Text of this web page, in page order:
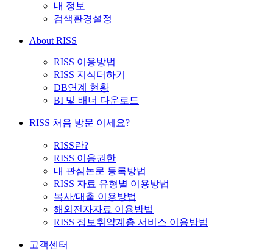
내 정보
검색환경설정
About RISS
RISS 이용방법
RISS 지식더하기
DB연계 현황
BI 및 배너 다운로드
RISS 처음 방문 이세요?
RISS란?
RISS 이용권한
내 관심논문 등록방법
RISS 자료 유형별 이용방법
복사/대출 이용방법
해외전자자료 이용방법
RISS 정보취약계층 서비스 이용방법
고객센터